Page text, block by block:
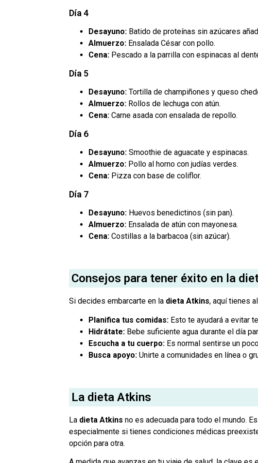
Día 4
Desayuno: Batido de proteínas sin azúcares
Almuerzo: Ensalada César con pollo.
Cena: Pescado a la parrilla con espinacas al
Día 5
Desayuno: Tortilla de champiñones y queso
Almuerzo: Rollos de lechuga con atún.
Cena: Carne asada con ensalada de repollo.
Día 6
Desayuno: Smoothie de aguacate y espinacas.
Almuerzo: Pollo al horno con judías verdes.
Cena: Pizza con base de coliflor.
Día 7
Desayuno: Huevos benedictinos (sin pan).
Almuerzo: Ensalada de atún con mayonesa.
Cena: Costillas a la barbacoa (sin azúcar).
Consejos para tener éxito en la
Si decides embarcarte en la dieta Atkins, aquí tienes
Planifica tus comidas: Esto te ayudará a evitar
Hidrátate: Bebe suficiente agua durante el día
Escucha a tu cuerpo: Es normal sentirse un
Busca apoyo: Unirte a comunidades en línea o
La dieta Atkins
La dieta Atkins no es adecuada para todo el mundo.
especialmente si tienes condiciones médicas
opción para otra.